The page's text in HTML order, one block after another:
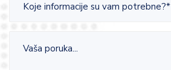
Koje informacije su vam potrebne?*